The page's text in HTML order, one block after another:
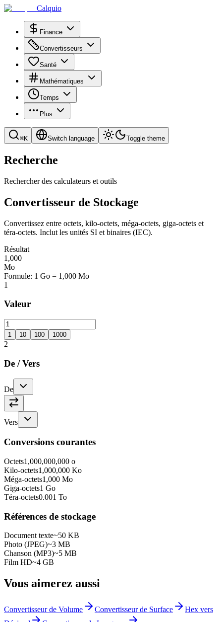
Calquio
Finance
Convertisseurs
Santé
Mathématiques
Temps
Plus
⌘K Switch language Toggle theme
Recherche
Rechercher des calculateurs et outils
Convertisseur de Stockage
Convertissez entre octets, kilo-octets, méga-octets, giga-octets et
téra-octets. Inclut les unités SI et binaires (IEC).
Résultat
1,000
Mo
Formule: 1 Go = 1,000 Mo
1
Valeur
1 10 100 1000
2
De /Vers
De
Vers
Conversions courantes
Octets1,000,000,000 o
Kilo-octets1,000,000 Ko
Méga-octets1,000 Mo
Giga-octets1 Go
Téra-octets0.001 To
Références de stockage
Document texte~50 KB
Photo (JPEG)~3 MB
Chanson (MP3)~5 MB
Film HD~4 GB
Vous aimerez aussi
Convertisseur de Volume Convertisseur de Surface
Hex vers